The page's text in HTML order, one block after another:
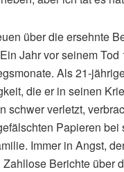
über die ersehnte
Jahr vor seinem
Als 21-
die er in seinen
schwer verletzt,
Papieren
Immer in Angst,
Berichte über